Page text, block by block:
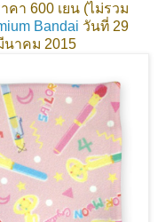
คา 600 เยน (ไม่รวม
Bandai วันที่ 29
นาคม 2015